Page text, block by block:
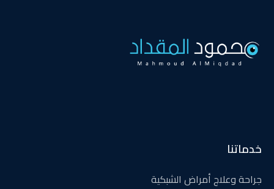
خدماتنا
جراحة وعلاج أمراض الشبكية